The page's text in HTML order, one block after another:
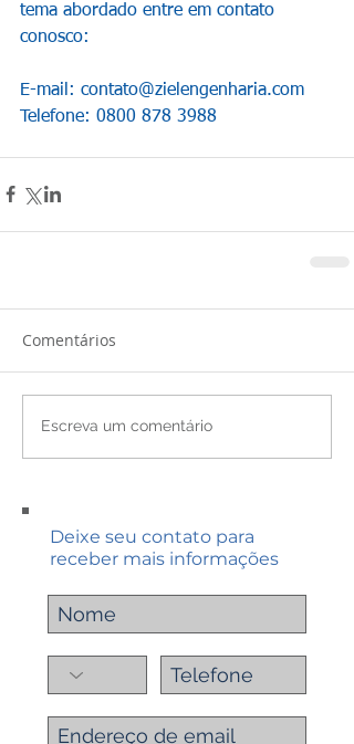
tema abordado entre em contato
conosco:
E-mail: contato@zielengenharia.com
Telefone: 0800 878 3988
Comentários
Escreva um comentário
Deixe seu contato para
receber mais informações